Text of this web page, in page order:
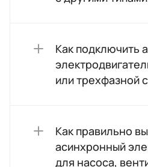
Как подключить
или трехфазной
Как правильно
асинхронный
для насоса,